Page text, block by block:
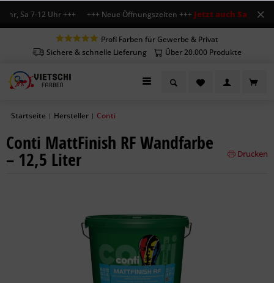
Sa 7-12 Uhr +++ +++ Neue Öffnungszeiten +++Jetzt auch Sa
Profi Farben für Gewerbe & Privat
Sichere & schnelle Lieferung
Über 20.000 Produkte
Startseite | Hersteller | Conti
Conti MattFinish RF Wandfarbe
– 12,5 Liter Drucken